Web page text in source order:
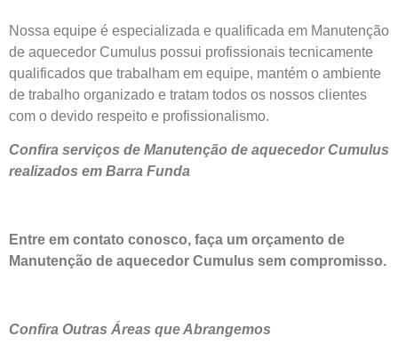
Nossa equipe é especializada e qualificada em Manutenção
de aquecedor Cumulus possui profissionais tecnicamente
qualificados que trabalham em equipe, mantém o ambiente
de trabalho organizado e tratam todos os nossos clientes
com o devido respeito e profissionalismo.
Confira serviços de Manutenção de aquecedor Cumulus
realizados em Barra Funda
Entre em contato conosco, faça um orçamento de
Manutenção de aquecedor Cumulus sem compromisso.
Confira Outras Áreas que Abrangemos